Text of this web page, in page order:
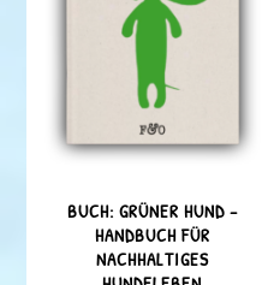
BUCH: GRÜNER HUND –
HANDBUCH FÜR
NACHHALTIGES